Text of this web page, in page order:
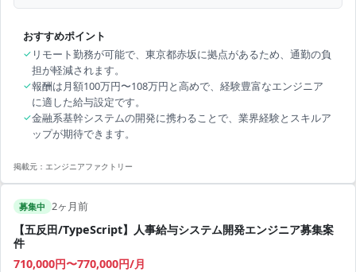
おすすめポイント
✓ リモート勤務が可能で、東京都赤坂に拠点があるため、通勤の負
担が軽減されます。
✓報酬は月額100万円〜108万円と高めで、経験豊富なエンジニア
に適した給与設定です。
✓金融系基幹システムの開発に携わることで、業界経験とスキルア
ップが期待できます。
掲載元： エンジニアファクトリー
募集中 2ヶ月前
【五反田/TypeScript】人事給与システム開発エンジニア募集案
件
710,000円〜770,000円/月